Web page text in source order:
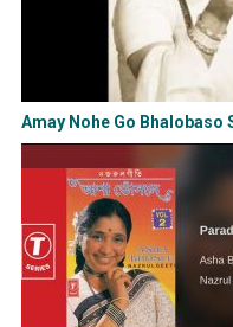
Amay Nohe Go Bhalobaso